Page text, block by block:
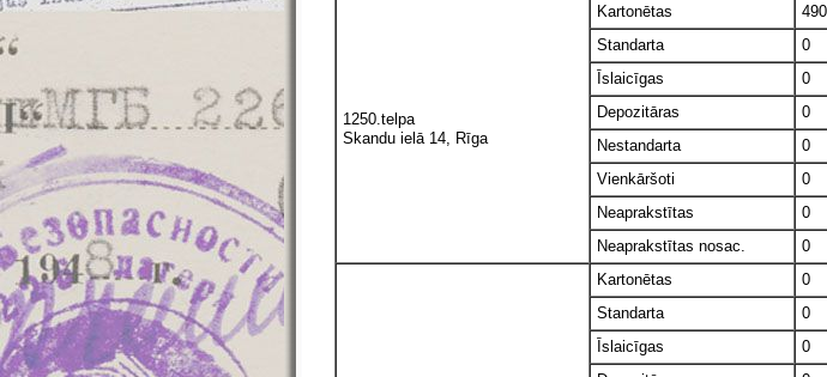
1250.telpa
Skandu ielā 14, Rīga
Kartonētas
Standarta
0
Īslaicīgas
0
Depozitāras
0
Nestandarta
0
Vienkāršoti
0
Neaprakstītas
0
Neaprakstītas nosac.
0
Kartonētas
0
Standarta
0
Īslaicīgas
0